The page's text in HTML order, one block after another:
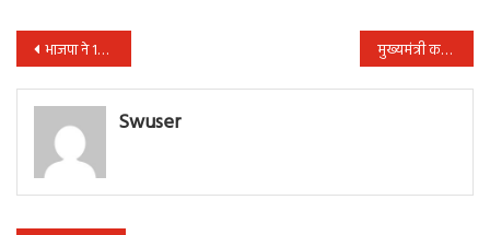
पोस्ट
नेविगेशन
भाजपा ने 15 साल सरकारी नौकरी बंद रखा था, कांग्रेस की सरकार बनने के बाद राज्य में भर्तियां शुरू हुई मुख्यमंत्री कल छत्तीसगढ़ यंग साइंटिस्ट कांग्रेस का करेंगे शुभारंभ
Swuser